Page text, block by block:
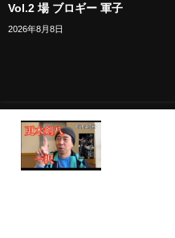
Vol.2 場 ブロギー 軍子
2026年8月8日